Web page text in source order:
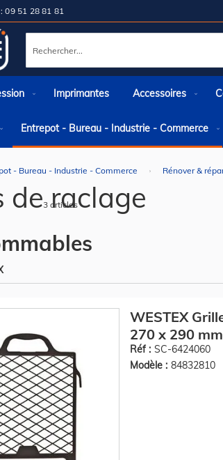
09 51 28 81 81
Rechercher
Imprimantes Accessoires
Entrepot - Bureau - Industrie - Commerce
- Bureau - Industrie - Commerce Rénover &
de raclage
3 articles
WESTEX
270 x 290
Réf : SC-6424060
Modèle : 84832810